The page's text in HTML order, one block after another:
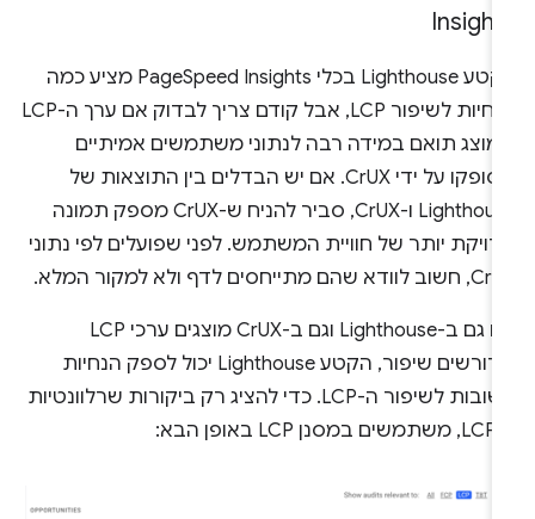
הקטע Lighthouse בכלי PageSpeed Insights מציע כמה
הנחיות לשיפור LCP, אבל קודם צריך לבדוק אם ערך ה-LCP
תואם במידה רבה לנתוני משתמשים אמיתיים
שסופקו על ידי CrUX. אם יש הבדלים בין התוצאות של
Lighthouse ו-CrUX, סביר להניח ש-CrUX מספק תמונה
יותר של חוויית המשתמש. לפני שפועלים לפי נתוני
אם גם ב-Lighthouse וגם ב-CrUX מוצגים ערכי LCP
שדורשים שיפור, הקטע Lighthouse יכול לספק הנחיות
חשובות לשיפור ה-LCP. כדי להציג רק ביקורות שרלוונטיות